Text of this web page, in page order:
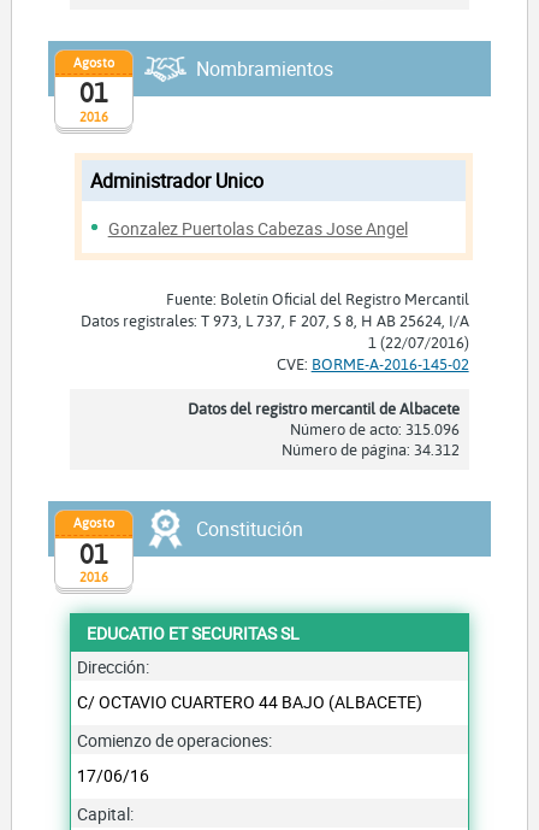
2016
Agosto
01
Nombramientos
Administrador Unico
Gonzalez Puertolas Cabezas Jose Angel
Fuente: Boletín Oficial del Registro Mercantil
Datos registrales: T 973, L 737, F 207, S 8, H AB 25624, I/A
1 (22/07/2016)
CVE: BORME-A-2016-145-02
Datos del registro mercantil de Albacete
Número de acto: 315.096
Número de página: 34.312
2016
Agosto
01
Constitución
EDUCATIO ET SECURITAS SL
Dirección:
C/ OCTAVIO CUARTERO 44 BAJO (ALBACETE)
Comienzo de operaciones:
17/06/16
Capital: